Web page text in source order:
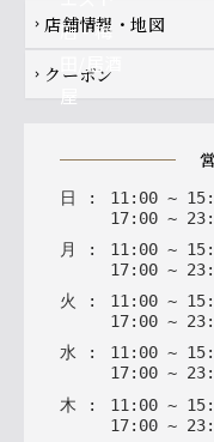
chevron_right 店舗情報・地図
chevron_right クーポン
日 : 11 : 00 ~ 15:
17: 00 ~ 23:
月
: 11 : 00 ~ 15:
17: 00 ~ 23:
火
: 11: 00 ~ 15:
17: 00 ~ 23:
水 : 11: 00 ~ 15:
17: 00 ~ 23:
木 : 11 : 00 ~ 15:
17: 00 ~ 23: